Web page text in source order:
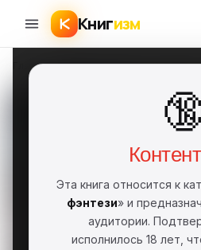
Книгизм
Эта книга относится к
фэнтези» и
аудитории.
исполнилось 18 лет,
Главная›Любовное фэнтези›
Тёмные